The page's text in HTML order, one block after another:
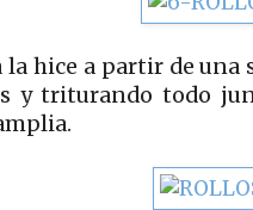
la hice a partir de una
y triturando todo